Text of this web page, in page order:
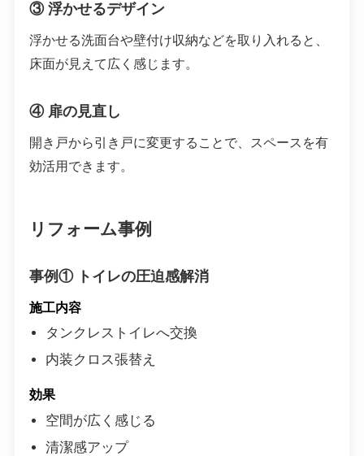
③ 浮かせるデザイン
浮かせる洗面台や壁付け収納などを取り入れると、
床面が見えて広く感じます。
④ 扉の見直し
開き戸から引き戸に変更することで、スペースを有
効活用できます。
リフォーム事例
事例① トイレの圧迫感解消
施工内容
タンクレストイレへ交換
内装クロス張替え
効果
空間が広く感じる
清潔感アップ